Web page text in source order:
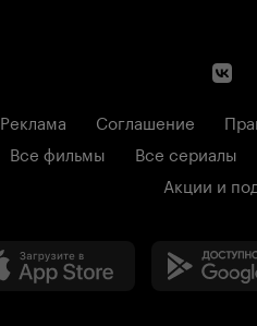
Реклама Соглашение
Все фильмы
Все сериалы
Акции и